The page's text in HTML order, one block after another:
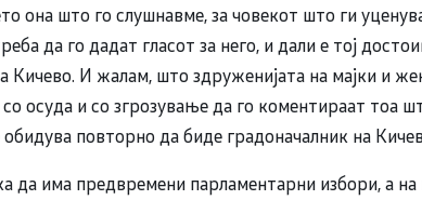
она што го слушнавме, за човекот што ги
да го дадат гласот за него, и дали е тој
Кичево. И жалам, што здруженијата на мајки и
осуда и со згрозување да го коментираат тоа
повторно да биде градоначалник на
да има предвремени парламентарни избори, а